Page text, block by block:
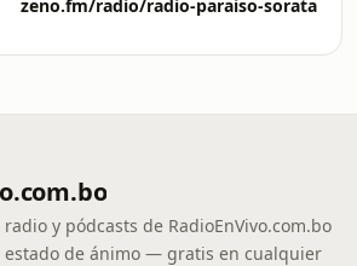
zeno.fm/radio/radio-paraiso-sorata
y pódcasts de RadioEnVivo.com.bo
estado de ánimo — gratis en cualquier